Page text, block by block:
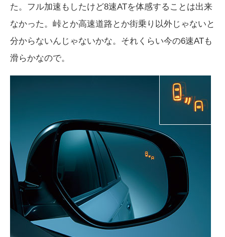
た。フル加速もしたけど8速ATを体感することは出来
なかった。峠とか高速道路とか街乗り以外じゃないと
分からないんじゃないかな。それくらい今の6速ATも
滑らかなので。